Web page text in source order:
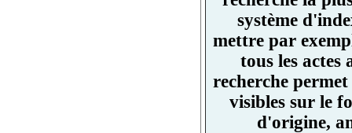
système
mettre par
tous les
recherche
visibles sur le
d'origine,